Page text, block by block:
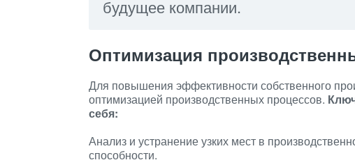
будущее компании.
Оптимизация
Для повышения эффективности собственного
оптимизацией производственных процессов.
себя:
Анализ и устранение узких мест в
способности.